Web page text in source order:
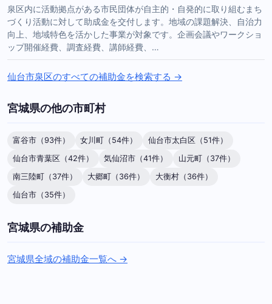
泉区内に活動拠点がある市民団体が自主的・自発的に取り組むまち
づくり活動に対して助成金を交付します。地域の課題解決、自治力
向上、地域特色を活かした事業が対象です。企画会議やワークショ
ップ開催経費、調査経費、講師経費、…
仙台市泉区のすべての補助金を検索する →
宮城県の他の市町村
富谷市（93件） 女川町（54件）
仙台市太白区（51件）
仙台市青葉区（42件）
気仙沼市（41件）
山元町（37件）
南三陸町（37件）
大郷町（36件）
大衡村（36件）
仙台市（35件）
宮城県の補助金
宮城県全域の補助金一覧へ →